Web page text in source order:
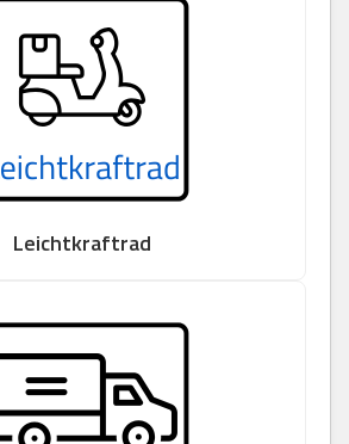
Leichtkraftrad